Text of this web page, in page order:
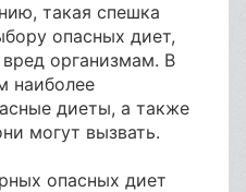
такая спешка
опасных диет,
организмам. В
наиболее
диеты, а также
могут вызвать.
опасных диет